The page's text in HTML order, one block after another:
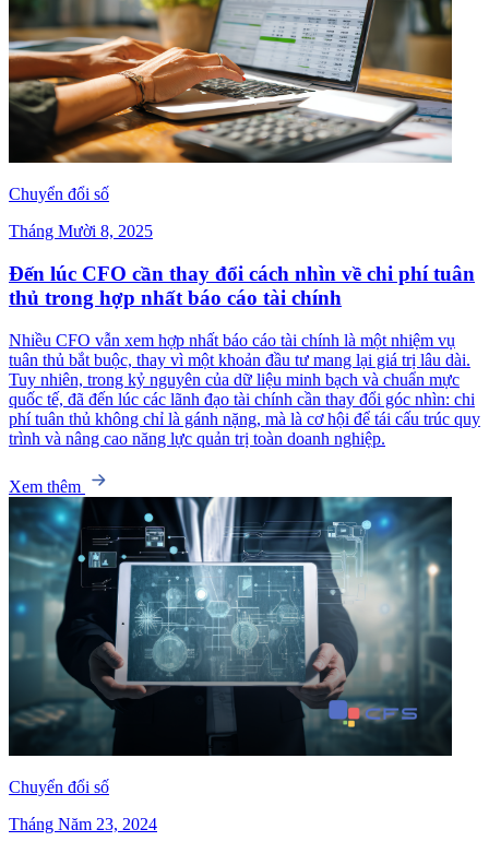
Chuyển đổi số
Tháng Mười 8, 2025
Đến lúc CFO cần thay đổi cách nhìn về chi phí tuân
thủ trong hợp nhất báo cáo tài chính
Nhiều CFO vẫn xem hợp nhất báo cáo tài chính là một nhiệm vụ
tuân thủ bắt buộc, thay vì một khoản đầu tư mang lại giá trị lâu dài.
Tuy nhiên, trong kỷ nguyên của dữ liệu minh bạch và chuẩn mực
quốc tế, đã đến lúc các lãnh đạo tài chính cần thay đổi góc nhìn: chi
phí tuân thủ không chỉ là gánh nặng, mà là cơ hội để tái cấu trúc quy
trình và nâng cao năng lực quản trị toàn doanh nghiệp.
Xem thêm
Chuyển đổi số
Tháng Năm 23, 2024